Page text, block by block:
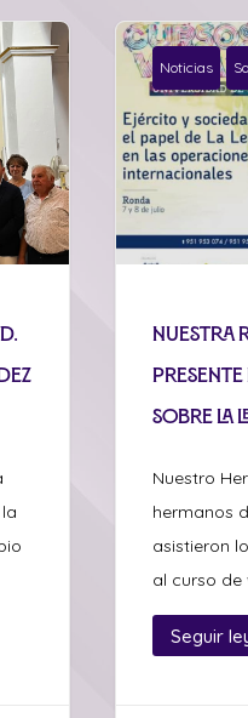
Noticias
Nuestra
sobre La
Nuestro
hermanos
asistieron
al curso de
Seguir